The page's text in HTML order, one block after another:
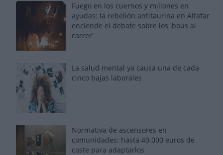
Fuego en los cuernos y millones en
ayudas: la rebelión antitaurina en Alfafar
enciende el debate sobre los 'bous al
carrer'
La salud mental ya causa una de cada
cinco bajas laborales
Normativa de ascensores en
comunidades: hasta 40.000 euros de
coste para adaptarlos